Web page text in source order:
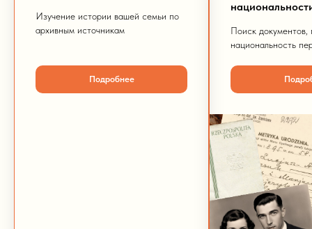
Изучение истории вашей семьи по
архивным источникам
Подробнее
Поиск
национальность